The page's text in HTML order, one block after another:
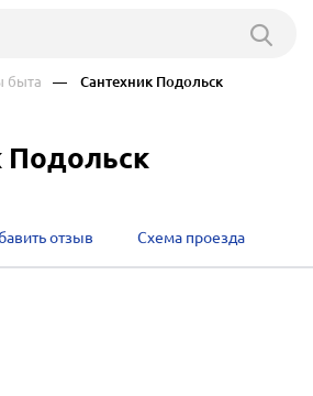
быта — Сантехник Подольск
Подольск
отзыв Схема проезда